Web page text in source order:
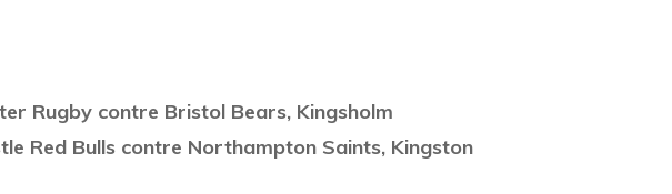
Rugby contre Bristol Bears, Kingsholm
Red Bulls contre Northampton Saints, Kingston